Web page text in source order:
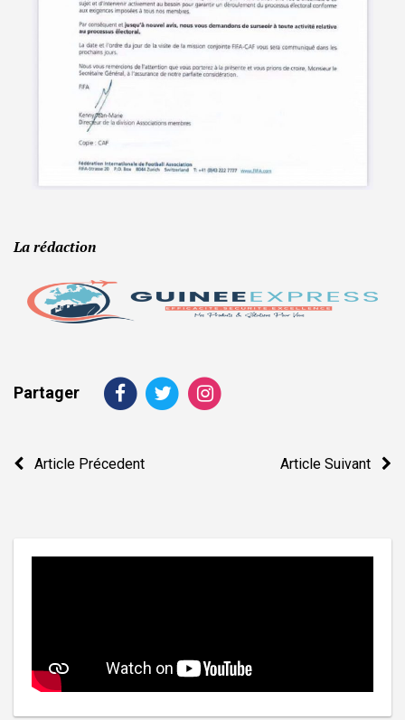
La rédaction
Partager
Navigation
Article Précedent Article Suivant